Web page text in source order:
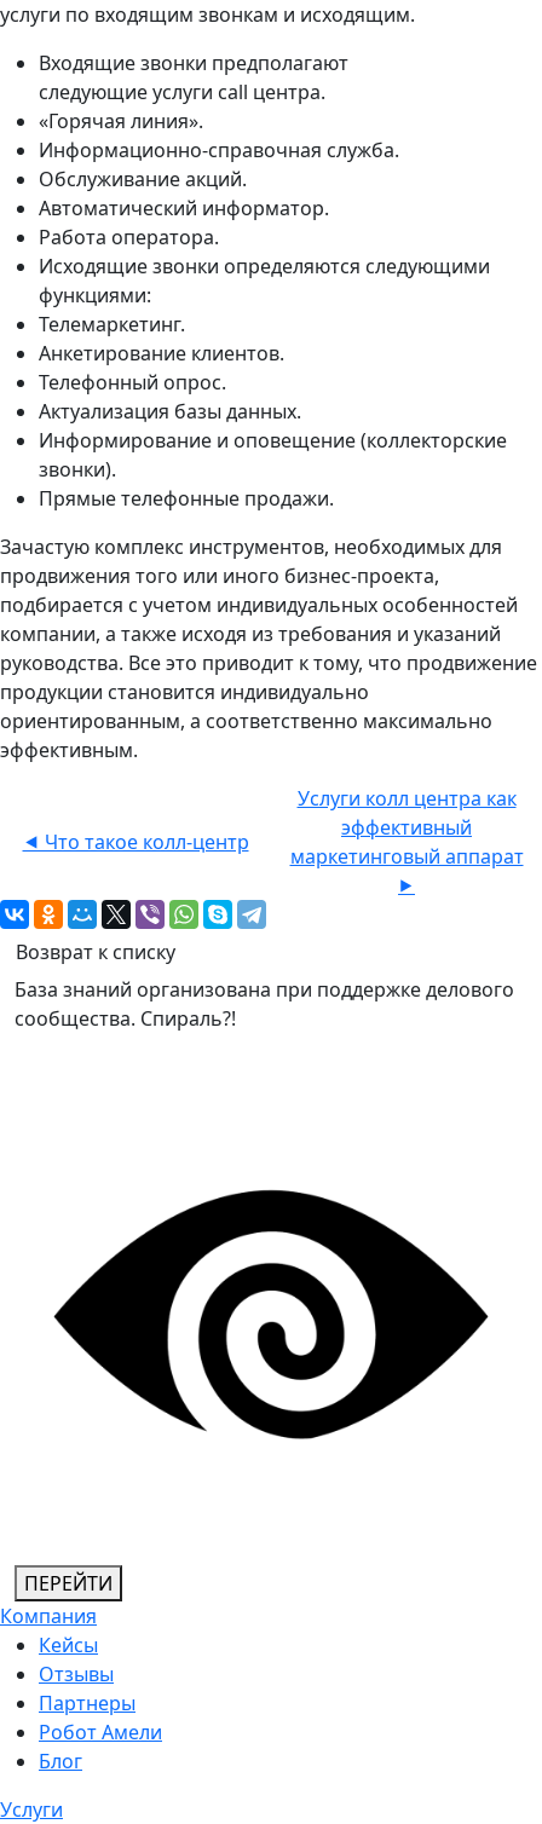
услуги по входящим звонкам и исходящим.
Входящие звонки предполагают
следующие услуги call центра.
«Горячая линия».
Информационно-справочная служба.
Обслуживание акций.
Автоматический информатор.
Работа оператора.
Исходящие звонки определяются следующими
функциями:
Телемаркетинг.
Анкетирование клиентов.
Телефонный опрос.
Актуализация базы данных.
Информирование и оповещение (коллекторские
звонки).
Прямые телефонные продажи.
Зачастую комплекс инструментов, необходимых для
продвижения того или иного бизнес-проекта,
подбирается с учетом индивидуальных особенностей
компании, а также исходя из требования и указаний
руководства. Все это приводит к тому, что продвижение
продукции становится индивидуально
ориентированным, а соответственно максимально
эффективным.
⯇ Что такое колл-центр
Услуги колл центра как
эффективный
маркетинговый аппарат
⯈
Возврат к списку
База знаний организована при поддержке делового
сообщества. Спираль?!
ПЕРЕЙТИ
Компания
Кейсы
Отзывы
Партнеры
Робот Амели
Блог
Услуги